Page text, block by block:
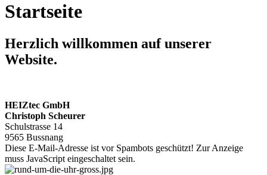
Startseite
Herzlich willkommen auf unserer
Website.
HEIZtec GmbH
Christoph Scheurer
Schulstrasse 14
9565 Bussnang
Diese E-Mail-Adresse ist vor Spambots geschützt! Zur Anzeige
muss JavaScript eingeschaltet sein.